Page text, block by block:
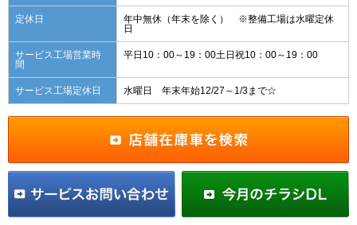
定休日
年中無休（年末を除く） ※整備工場は水曜定休
日
サービス工場営業時
間
平日10：00～19：00土日祝10：00～19：00
サービス工場定休日 水曜日 年末年始12/27～1/3まで☆